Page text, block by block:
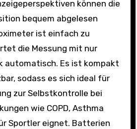
können die
bequem abgelesen
ist einfach zu
die Messung mit nur
automatisch. Es ist kompakt
sodass es sich ideal für
zur Selbstkontrolle bei
wie COPD, Asthma
Sportler eignet. Batterien